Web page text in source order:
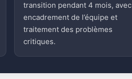
transition pendant 4 mois, avec
encadrement de l’équipe et
traitement des problèmes
critiques.